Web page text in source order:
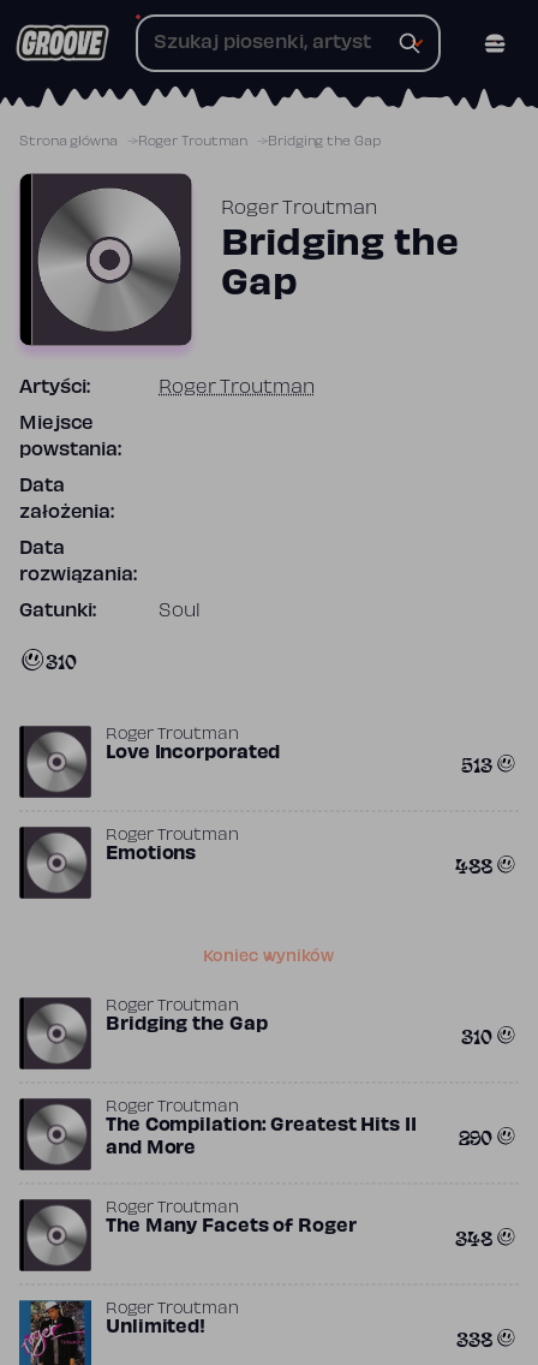
do
Strona główna Roger Troutman Bridging the Gap
Roger Troutman
Bridging the
Gap
Artyści: Roger Troutman
Miejsce
powstania:
Data
założenia:
Data
rozwiązania:
Gatunki: Soul
310
Roger Troutman
Love Incorporated 513
Roger Troutman
Emotions 488
Koniec wyników
Roger Troutman
Bridging the Gap 310
Roger Troutman
The Compilation: Greatest Hits II
and More
290
Roger Troutman
The Many Facets of Roger 348
Roger Troutman
Unlimited! 338